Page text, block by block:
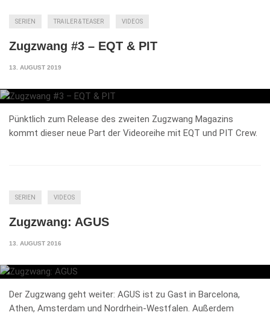
SERIEN TRAILER & TEASER VIDEOS
Zugzwang #3 – EQT & PIT
13. AUGUST 2019
Pünktlich zum Release des zweiten Zugzwang Magazins
kommt dieser neue Part der Videoreihe mit EQT und PIT Crew.
SERIEN VIDEOS
Zugzwang: AGUS
13. AUGUST 2016
Der Zugzwang geht weiter: AGUS ist zu Gast in Barcelona,
Athen, Amsterdam und Nordrhein-Westfalen. Außerdem